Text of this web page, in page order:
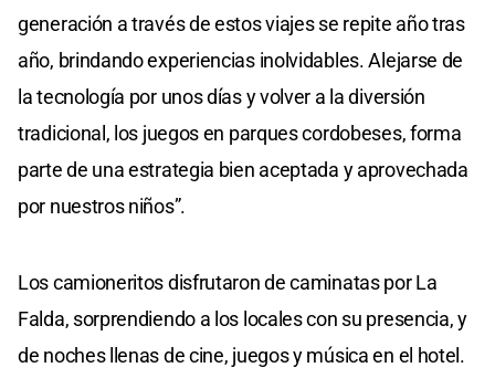
generación a través de estos viajes se repite año tras
año, brindando experiencias inolvidables. Alejarse de
la tecnología por unos días y volver a la diversión
tradicional, los juegos en parques cordobeses, forma
parte de una estrategia bien aceptada y aprovechada
por nuestros niños”.
Los camioneritos disfrutaron de caminatas por La
Falda, sorprendiendo a los locales con su presencia, y
de noches llenas de cine, juegos y música en el hotel.